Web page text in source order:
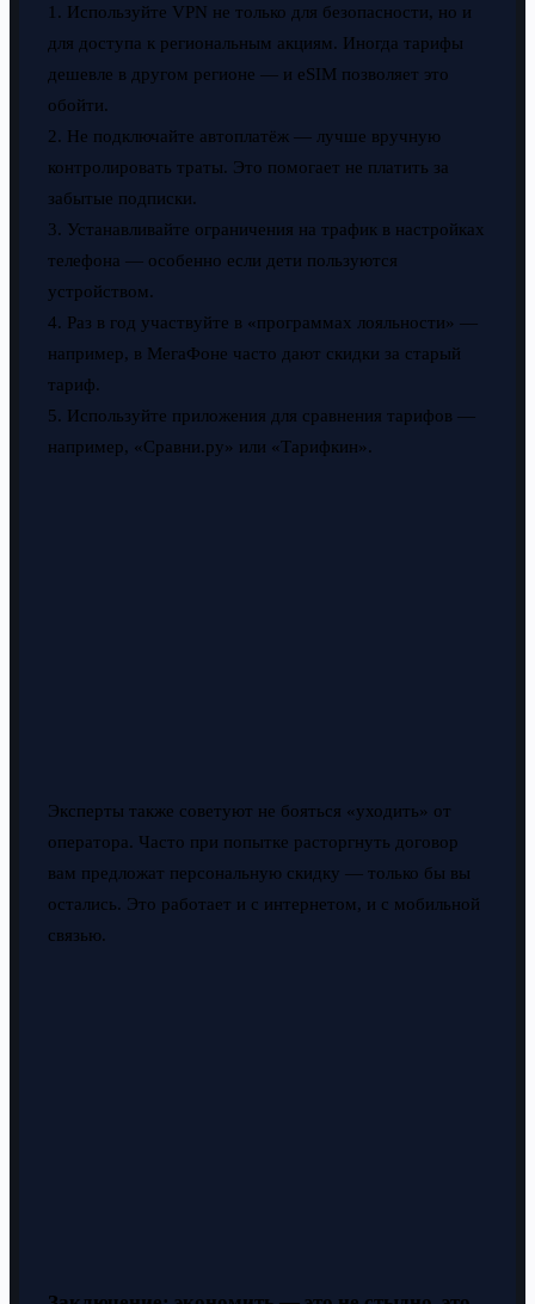
1. Используйте VPN не только для безопасности, но и
для доступа к региональным акциям. Иногда тарифы
дешевле в другом регионе — и eSIM позволяет это
обойти.
2. Не подключайте автоплатёж — лучше вручную
контролировать траты. Это помогает не платить за
забытые подписки.
3. Устанавливайте ограничения на трафик в настройках
телефона — особенно если дети пользуются
устройством.
4. Раз в год участвуйте в «программах лояльности» —
например, в МегаФоне часто дают скидки за старый
тариф.
5. Используйте приложения для сравнения тарифов —
например, «Сравни.ру» или «Тарифкин».
Эксперты также советуют не бояться «уходить» от
оператора. Часто при попытке расторгнуть договор
вам предложат персональную скидку — только бы вы
остались. Это работает и с интернетом, и с мобильной
связью.